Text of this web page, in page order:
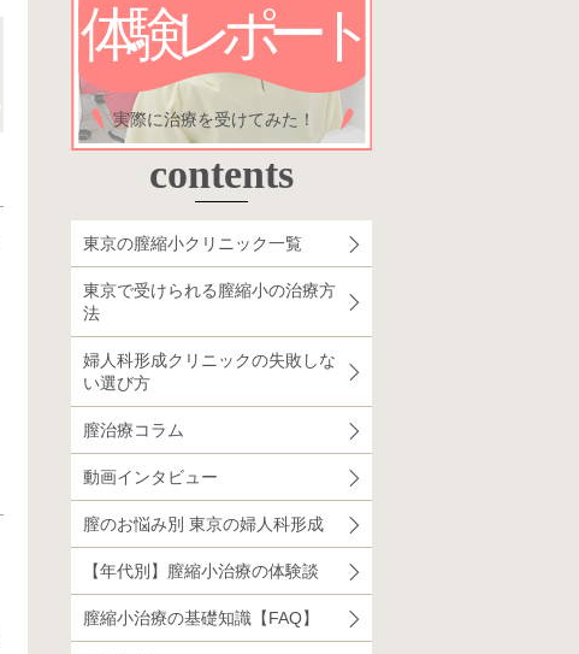
体験レポート
実際に治療を受けてみた！
contents
東京の膣縮小クリニック一覧
東京で受けられる膣縮小の治療方
法
婦人科形成クリニックの失敗しな
い選び方
膣治療コラム
動画インタビュー
膣のお悩み別 東京の婦人科形成
【年代別】膣縮小治療の体験談
膣縮小治療の基礎知識【FAQ】